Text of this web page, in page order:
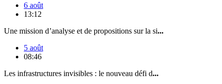
6 août
13:12
Une mission d’analyse et de propositions sur la si...
5 août
08:46
Les infrastructures invisibles : le nouveau défi d...